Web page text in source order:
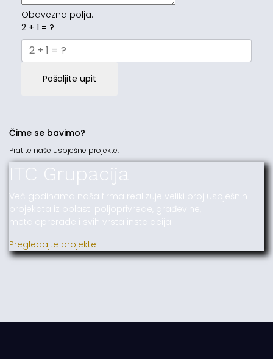
Obavezna polja.
2 + 1 = ?
Pošaljite upit
Čime se bavimo?
Pratite naše uspješne projekte.
ITC Grupacija
Već godinama naša firma realizuje veliki broj uspješnih
projekata iz oblasti poljoprivrede, građevine,
metaloprerade i svih vrsta instalacija.
Pregledajte projekte